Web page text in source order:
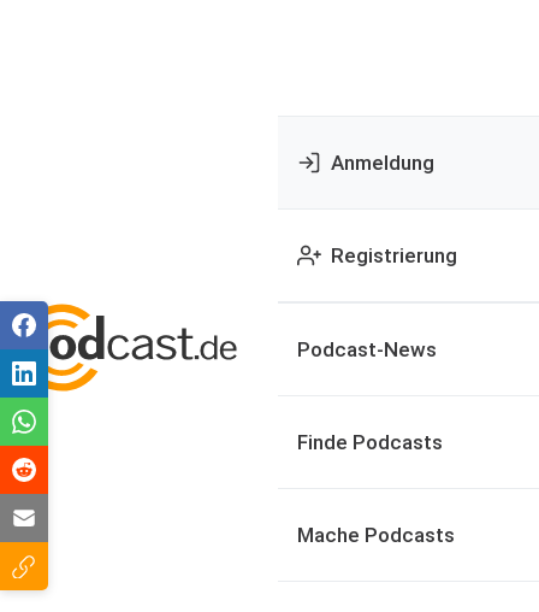
Anmeldung
Registrierung
Podcast-News
Finde Podcasts
Mache Podcasts